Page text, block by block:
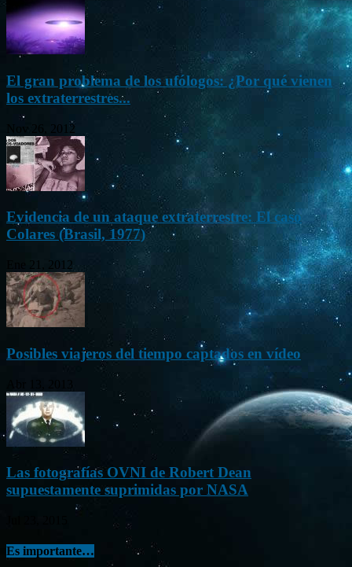
El gran problema de los ufólogos: ¿Por qué vienen
los extraterrestres...
Nov 26, 2012
Evidencia de un ataque extraterrestre: El caso
Colares (Brasil, 1977)
Ene 21, 2012
Posibles viajeros del tiempo captados en vídeo
Las fotografías OVNI de Robert Dean
supuestamente suprimidas por NASA
Es importante…